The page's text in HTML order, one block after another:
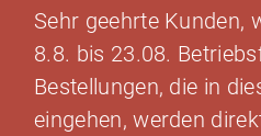
Sehr geehrte Kunden,
8.8. bis 23.08.
Bestellungen, die in
eingehen, werden